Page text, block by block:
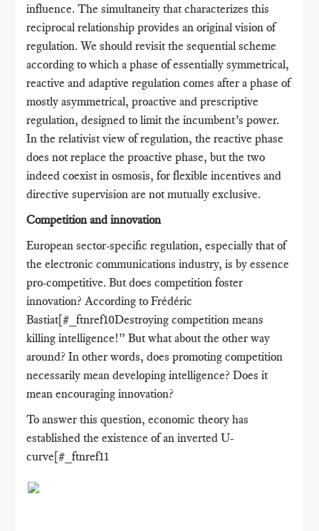
influence. The simultaneity that characterizes this
reciprocal relationship provides an original vision of
regulation. We should revisit the sequential scheme
according to which a phase of essentially symmetrical,
reactive and adaptive regulation comes after a phase of
mostly asymmetrical, proactive and prescriptive
regulation, designed to limit the incumbent’s power.
In the relativist view of regulation, the reactive phase
does not replace the proactive phase, but the two
indeed coexist in osmosis, for flexible incentives and
directive supervision are not mutually exclusive.
Competition and innovation
European sector-specific regulation, especially that of
the electronic communications industry, is by essence
pro-competitive. But does competition foster
innovation? According to Frédéric
Bastiat[#_ftnref10Destroying competition means
killing intelligence!” But what about the other way
around? In other words, does promoting competition
necessarily mean developing intelligence? Does it
mean encouraging innovation?
To answer this question, economic theory has
established the existence of an inverted U-
curve[#_ftnref11